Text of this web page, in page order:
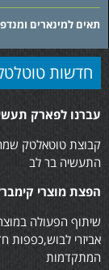
תאים למינארים
חדשות
עברנו לפארק
קבוצת טוטאלטק
התעשיה בר לב
הפצת מוצרי
שיתוף הפעולה
אביזרי לבוש,כפפות
המתקדמות